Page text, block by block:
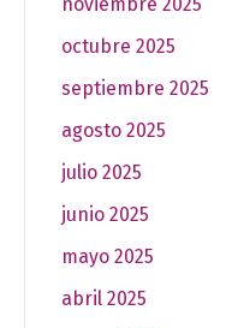
octubre 2025
septiembre 2025
agosto 2025
julio 2025
junio 2025
mayo 2025
abril 2025